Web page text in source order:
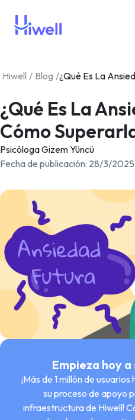
Hiwell / Blog /¿Qué Es La
¿Qué Es La
Cómo
Psicóloga Gizem Yüncü
Fecha de publicación: 28/3/2025
Empieza hoy
¡Más de 1 millón de
su proceso de apoyo
infraestructura de Hiwell!